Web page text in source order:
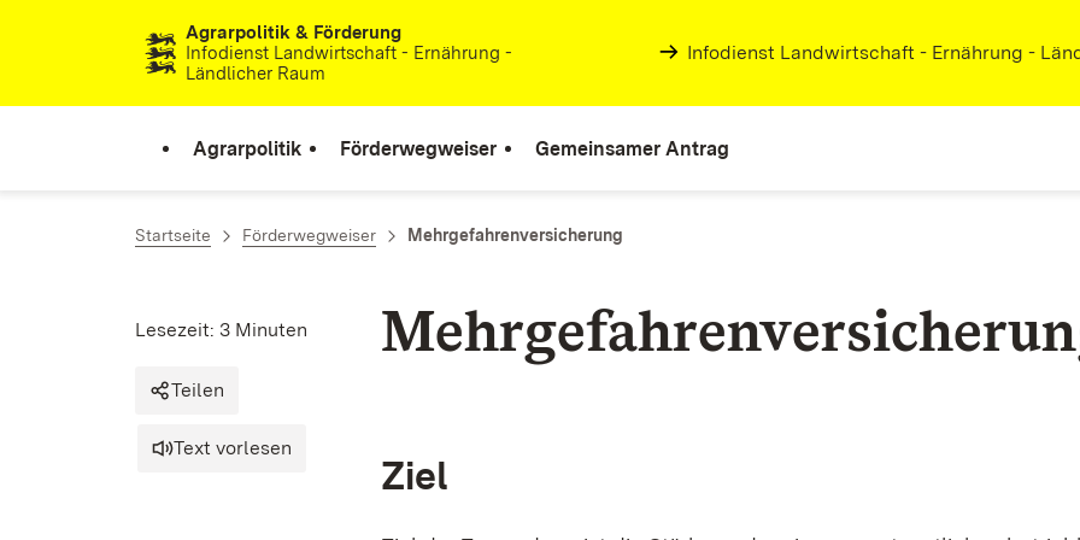
Zum Inhalt springenAgrarpolitik & Förderung
Infodienst Landwirtschaft - Ernährung -
Ländlicher Raum
Infodienst Landwirtschaft - Ernährung -
Agrarpolitik Förderwegweiser Gemeinsamer Antrag
Startseite Förderwegweiser Mehrgefahrenversicherung
Lesezeit: 3 Minuten
Teilen
Text vorlesen
Ziel